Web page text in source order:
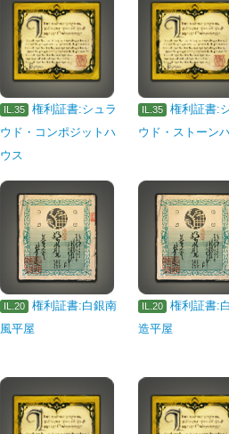
IL.35
権利証書:シュラ
ウド・コンポジットハ
ウス
IL.35
権利証書:
ウド・ストーン
IL.20
権利証書:白銀南
風平屋
IL.20
権利証書:
造平屋